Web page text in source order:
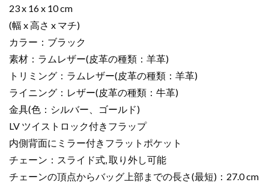
23 x 16 x 10 cm
(幅 x 高さ x マチ)
カラー：ブラック
素材：ラムレザー(皮革の種類：羊革)
トリミング：ラムレザー(皮革の種類：羊革)
ライニング：レザー(皮革の種類：牛革)
金具(色：シルバー、ゴールド)
LV ツイストロック付きフラップ
内側背面にミラー付きフラットポケット
チェーン：スライド式, 取り外し可能
チェーンの頂点からバッグ上部までの長さ(最短)：27.0 cm